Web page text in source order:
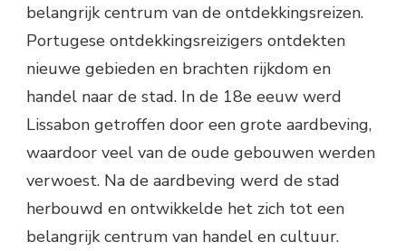
belangrijk centrum van de ontdekkingsreizen.
Portugese ontdekkingsreizigers ontdekten
nieuwe gebieden en brachten rijkdom en
handel naar de stad. In de 18e eeuw werd
Lissabon getroffen door een grote aardbeving,
waardoor veel van de oude gebouwen werden
verwoest. Na de aardbeving werd de stad
herbouwd en ontwikkelde het zich tot een
belangrijk centrum van handel en cultuur.